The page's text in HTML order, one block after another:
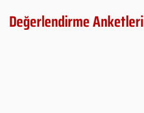
Değerlendirme Anketleri